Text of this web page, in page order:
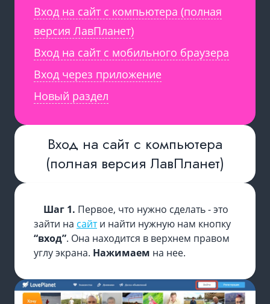
Вход на сайт с компьютера (полная
версия ЛавПланет)
Вход на сайт с мобильного браузера
Вход через приложение
Новый раздел
Вход на сайт с компьютера
(полная версия ЛавПланет)
Шаг 1. Первое, что нужно сделать - это
зайти на сайти найти нужную нам кнопку
“вход”. Она находится в верхнем правом
углу экрана. Нажимаем на нее.